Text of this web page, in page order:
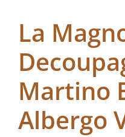
La
Martino
Albergo